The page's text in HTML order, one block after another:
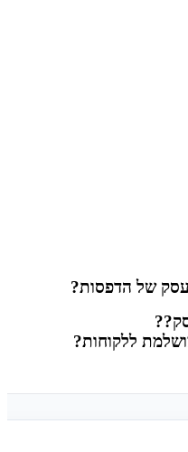
עסק של הדפסות?
ללקוחות?